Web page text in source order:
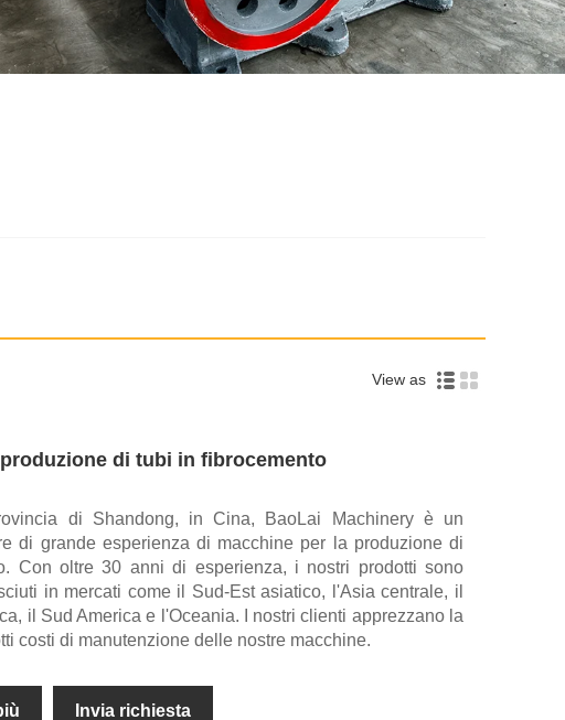
View as
di tubi in fibrocemento
di Shandong, in Cina, BaoLai Machinery è un
di grande esperienza di macchine per la produzione di
Con oltre 30 anni di esperienza, i nostri prodotti sono
in mercati come il Sud-Est asiatico, l'Asia centrale, il
il Sud America e l'Oceania. I nostri clienti apprezzano la
costi di manutenzione delle nostre macchine.
Invia richiesta